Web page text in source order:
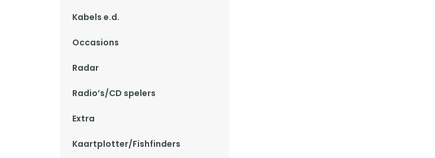
Kabels e.d.
Occasions
Radar
Radio’s/CD spelers
Extra
Kaartplotter/Fishfinders